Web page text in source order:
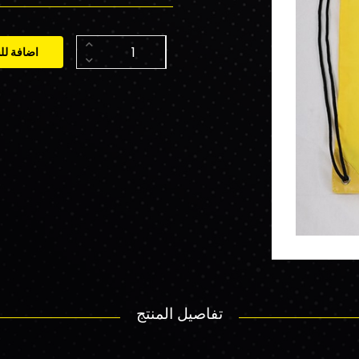
اضافة
تفاصيل المنتج